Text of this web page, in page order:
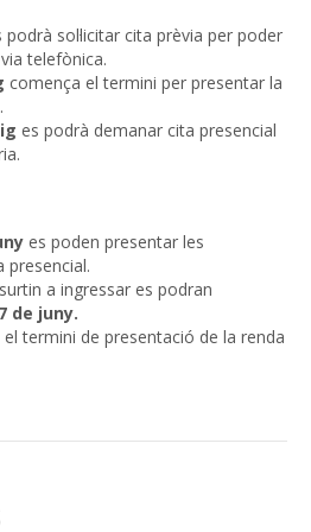
podrà sol·licitar cita prèvia per poder
telefònica.
comença el termini per presentar la
es podrà demanar cita presencial
es poden presentar les
presencial.
a ingressar es podran
de juny.
termini de presentació de la renda